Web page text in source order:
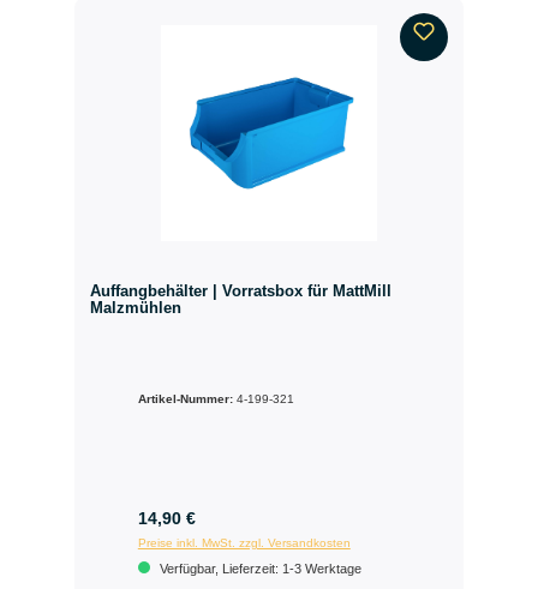
Auffangbehälter | Vorratsbox für MattMill
Malzmühlen
Artikel-Nummer: 4-199-321
14,90 €
Preise inkl. MwSt. zzgl. Versandkosten
Verfügbar, Lieferzeit: 1-3 Werktage